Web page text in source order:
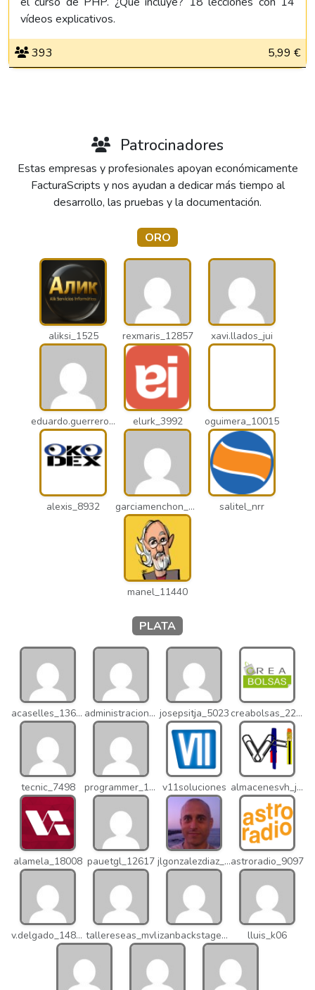
vídeos explicativos.
393 5,99 €
Patrocinadores
Estas empresas y profesionales apoyan económicamente
FacturaScripts y nos ayudan a dedicar más tiempo al
desarrollo, las pruebas y la documentación.
ORO
aliksi_1525 rexmaris_12857 xavi.llados_jui
eduardo.guerrero_pto elurk_3992 oguimera_10015
alexis_8932 garciamenchon_puz salitel_nrr
manel_11440
PLATA
acaselles_13670 administracion_nhd josepsitja_5023 creabolsas_22110
tecnic_7498 programmer_12837 v11soluciones almacenesvh_jo2
alamela_18008 pauetgl_12617 jlgonzalezdiaz_12316astroradio_9097
v.delgado_14821 tallereseas_mvl izanbackstage_14556 lluis_k06